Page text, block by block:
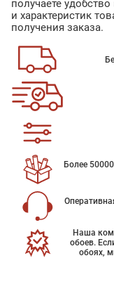
получаете
и характеристик
получения заказа.
Более
Наша
обоев.
обоях,